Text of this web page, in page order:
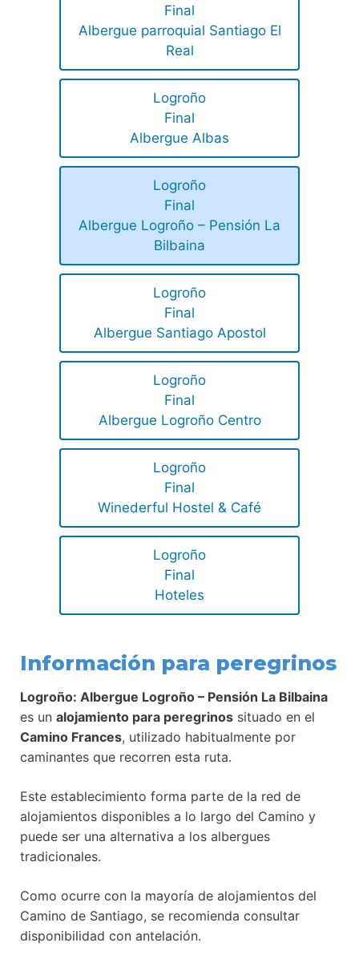
Final
Albergue parroquial Santiago El
Real
Logroño
Final
Albergue Albas
Logroño
Final
Albergue Logroño – Pensión La
Bilbaina
Logroño
Final
Albergue Santiago Apostol
Logroño
Final
Albergue Logroño Centro
Logroño
Final
Winederful Hostel & Café
Logroño
Final
Hoteles
Información para peregrinos
Logroño: Albergue Logroño – Pensión La Bilbaina
es un alojamiento para peregrinos situado en el
Camino Frances, utilizado habitualmente por
caminantes que recorren esta ruta.
Este establecimiento forma parte de la red de
alojamientos disponibles a lo largo del Camino y
puede ser una alternativa a los albergues
tradicionales.
Como ocurre con la mayoría de alojamientos del
Camino de Santiago, se recomienda consultar
disponibilidad con antelación.